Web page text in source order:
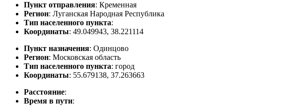
Пункт отправления: Кременная
Регион: Луганская Народная Республика
Тип населенного пункта:
Координаты: 49.049943, 38.221114
Пункт назначения: Одинцово
Регион: Московская область
Тип населенного пункта: город
Координаты: 55.679138, 37.263663
Расстояние:
Время в пути: